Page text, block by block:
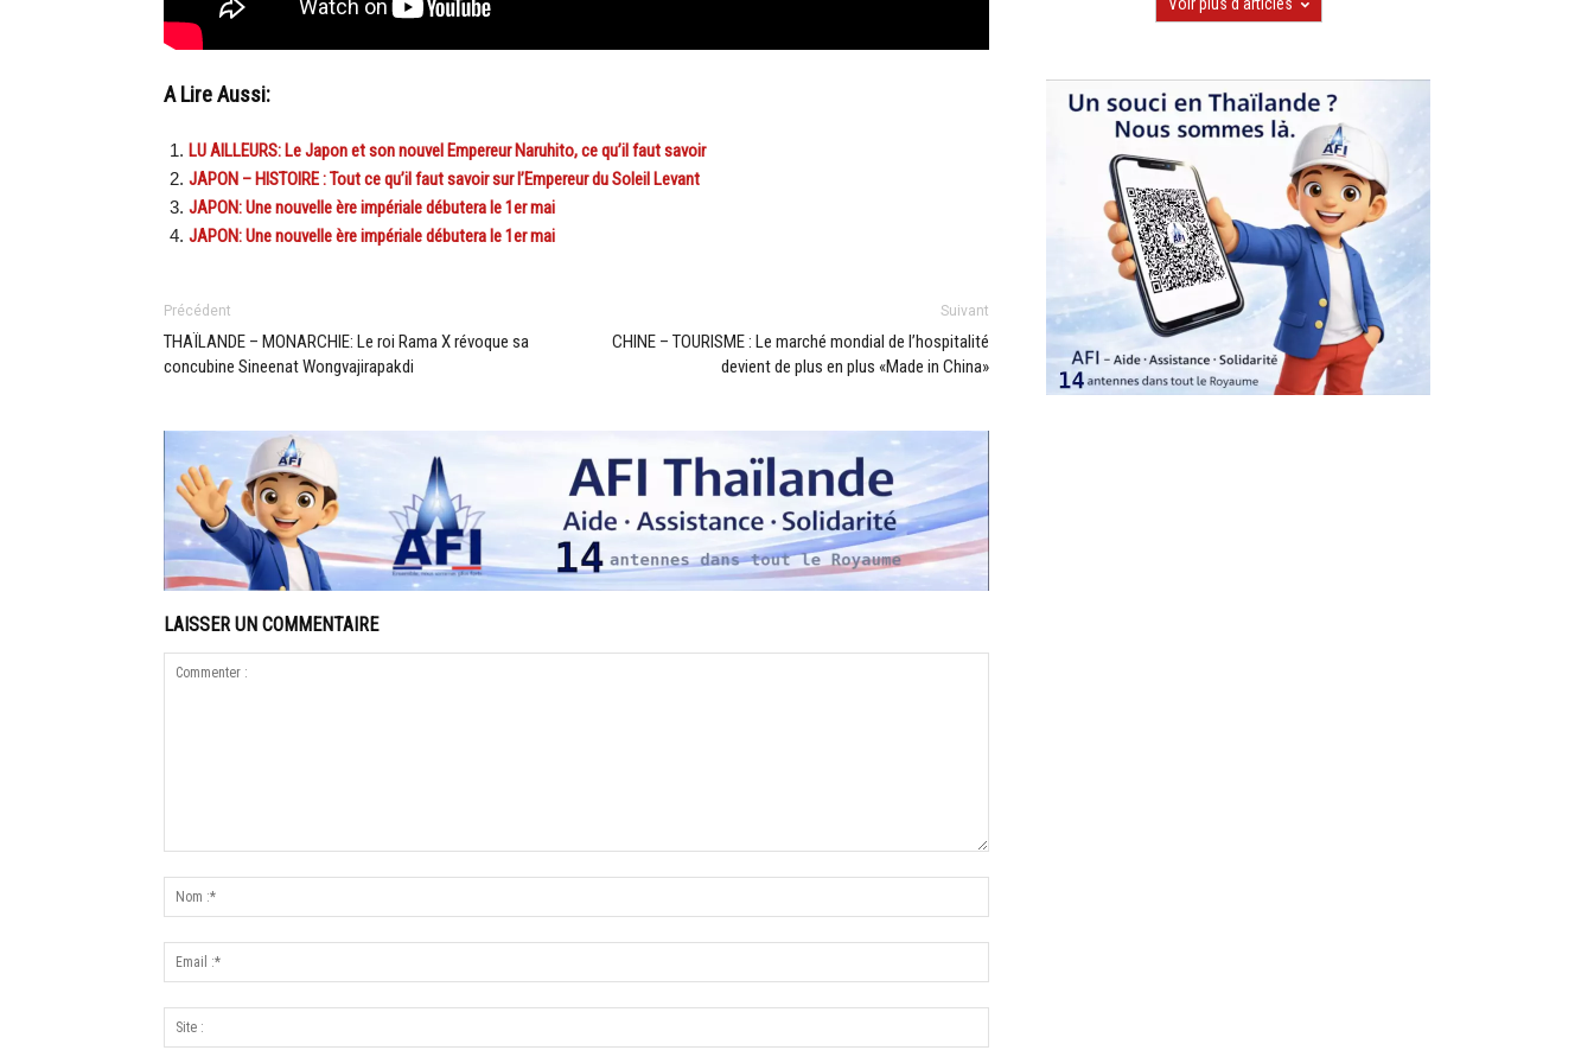
A Lire Aussi:
LU AILLEURS: Le Japon et son nouvel Empereur Naruhito, ce qu’il faut savoir
JAPON – HISTOIRE : Tout ce qu’il faut savoir sur l’Empereur du Soleil Levant
JAPON: Une nouvelle ère impériale débutera le 1er mai
JAPON: Une nouvelle ère impériale débutera le 1er mai
Précédent
THAÏLANDE – MONARCHIE: Le roi Rama X révoque sa
concubine Sineenat Wongvajirapakdi
Suivant
CHINE – TOURISME : Le marché mondial de l’hospitalité
devient de plus en plus «Made in China»
LAISSER UN COMMENTAIRE
Voir plus d'articles